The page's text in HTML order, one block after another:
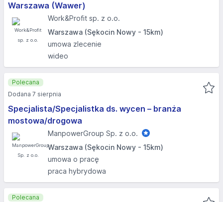
Warszawa (Wawer)
Work&Profit sp. z o.o.
Warszawa (Sękocin Nowy - 15km)
umowa zlecenie
wideo
Specjalista/Specjalistka ds. wycen – branża
mostowa/drogowa
ManpowerGroup Sp. z o.o.
Warszawa (Sękocin Nowy - 15km)
umowa o pracę
praca hybrydowa
Polecana
Dodana 7 sierpnia
Polecana